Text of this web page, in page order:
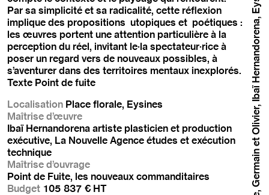
Par sa simplicité et sa radicalité, cette réflexion
implique des propositions utopiques et poétiques :
les œuvres portent une attention particulière à la
perception du réel, invitant le·la spectateur·rice à
poser un regard vers de nouveaux possibles, à
s’aventurer dans des territoires mentaux inexplorés.
Texte Point de fuite
Localisation Place florale, Eysines
Maîtrise d’œuvre
Ibaï Hernandorena artiste plasticien et production
exécutive, La Nouvelle Agence études et exécution
technique
Maîtrise d’ouvrage
Point de Fuite, les nouveaux commanditaires
Budget 105 837 € HT